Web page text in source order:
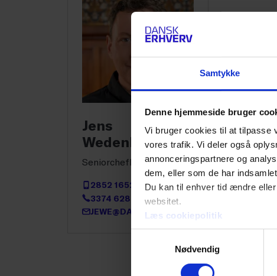
Samtykke
Denne hjemmeside bruger
Vi bruger cookies til at tilpasse
vores trafik. Vi deler også
annonceringspartnere og
dem, eller som de har
Du kan til enhver tid ændre
websitet.
Læs cookiepolitik
Nødvendig
Jens
Wedenborg
Seniorchefkonsulent
2852 1652
3374 6286
JEWE@DANSKERHVERV.DK
E-
med
marked.
PayU,
flere